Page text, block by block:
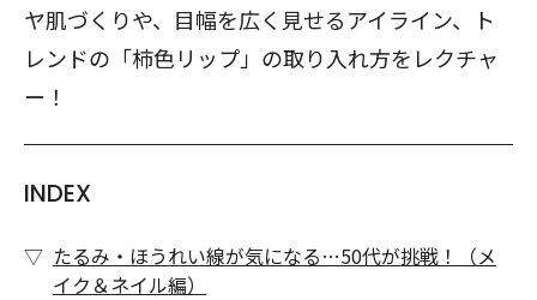
ヤ肌づくりや、目幅を広く見せるアイライン、ト
レンドの「柿色リップ」の取り入れ方をレクチャ
ー！
INDEX
たるみ・ほうれい線が気になる…50代が挑戦！（メ
イク＆ネイル編）